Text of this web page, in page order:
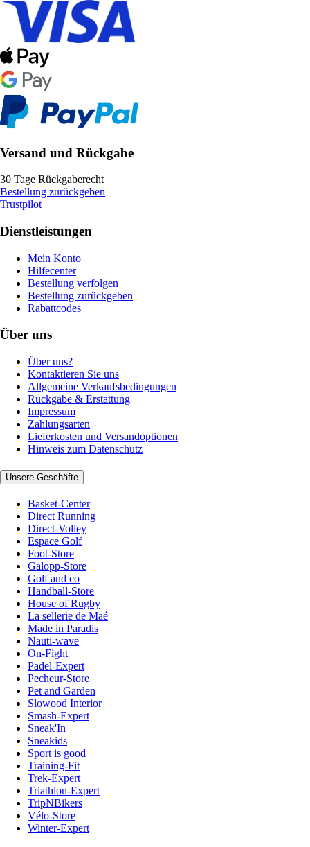
Versand und Rückgabe
30 Tage Rückgaberecht
Bestellung zurückgeben
Trustpilot
Dienstleistungen
Mein Konto
Hilfecenter
Bestellung verfolgen
Bestellung zurückgeben
Rabattcodes
Über uns
Über uns?
Kontaktieren Sie uns
Allgemeine Verkaufsbedingungen
Rückgabe & Erstattung
Impressum
Zahlungsarten
Lieferkosten und Versandoptionen
Hinweis zum Datenschutz
Unsere Geschäfte
Basket-Center
Direct Running
Direct-Volley
Espace Golf
Foot-Store
Galopp-Store
Golf and co
Handball-Store
House of Rugby
La sellerie de Maé
Made in Paradis
Nauti-wave
On-Fight
Padel-Expert
Pecheur-Store
Pet and Garden
Slowood Interior
Smash-Expert
Sneak'In
Sneakids
Sport is good
Training-Fit
Trek-Expert
Triathlon-Expert
TripNBikers
Vélo-Store
Winter-Expert